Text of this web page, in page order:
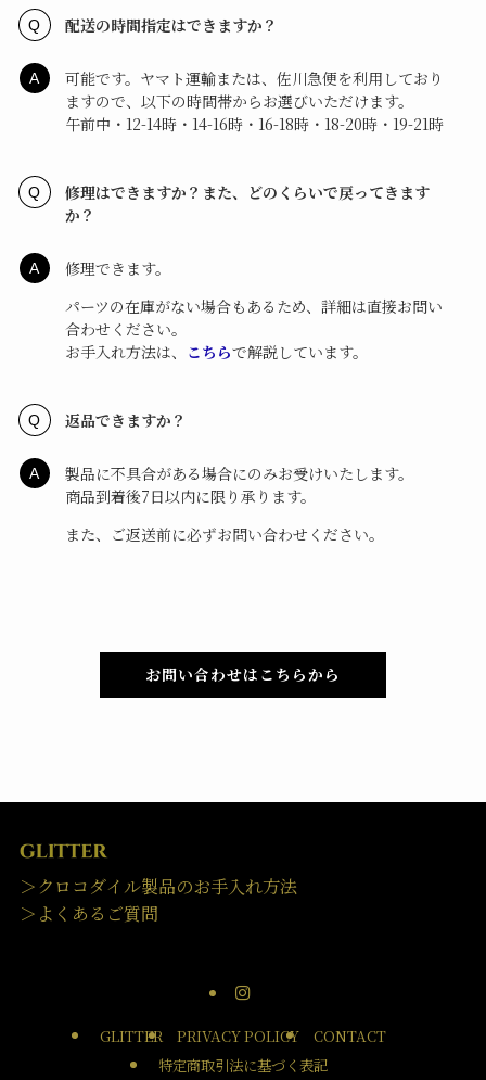
配送の時間指定はできますか？
可能です。ヤマト運輸または、佐川急便を利用しており
ますので、以下の時間帯からお選びいただけます。
午前中・12-14時・14-16時・16-18時・18-20時・19-21時
修理はできますか？また、どのくらいで戻ってきます
か？
修理できます。
パーツの在庫がない場合もあるため、詳細は直接お問い
合わせください。
お手入れ方法は、
こちらで解説しています。
返品できますか？
製品に不具合がある場合にのみお受けいたします。
商品到着後7日以内に限り承ります。
また、ご返送前に必ずお問い合わせください。
お問い合わせはこちらから
＞クロコダイル製品のお手入れ方法
＞よくあるご質問
GLITTER PRIVACY POLICY
CONTACT
特定商取引法に基づく表記